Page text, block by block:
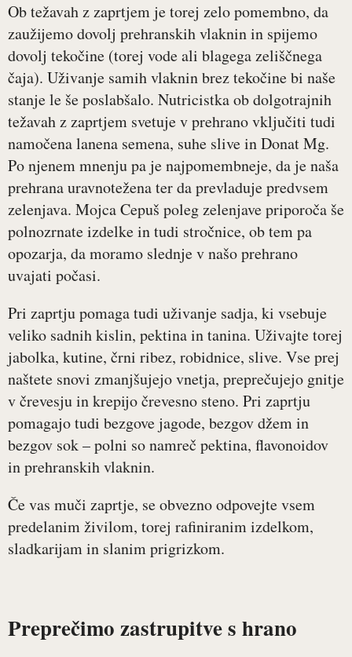
Ob težavah z zaprtjem je torej zelo pomembno, da
zaužijemo dovolj prehranskih vlaknin in spijemo
dovolj tekočine (torej vode ali blagega zeliščnega
čaja). Uživanje samih vlaknin brez tekočine bi naše
stanje le še poslabšalo. Nutricistka ob dolgotrajnih
težavah z zaprtjem svetuje v prehrano vključiti tudi
namočena lanena semena, suhe slive in Donat Mg.
Po njenem mnenju pa je najpomembneje, da je naša
prehrana uravnotežena ter da prevladuje predvsem
zelenjava. Mojca Cepuš poleg zelenjave priporoča še
polnozrnate izdelke in tudi stročnice, ob tem pa
opozarja, da moramo slednje v našo prehrano
uvajati počasi.
Pri zaprtju pomaga tudi uživanje sadja, ki vsebuje
veliko sadnih kislin, pektina in tanina. Uživajte torej
jabolka, kutine, črni ribez, robidnice, slive. Vse prej
naštete snovi zmanjšujejo vnetja, preprečujejo gnitje
v črevesju in krepijo črevesno steno. Pri zaprtju
pomagajo tudi bezgove jagode, bezgov džem in
bezgov sok – polni so namreč pektina, flavonoidov
in prehranskih vlaknin.
Če vas muči zaprtje, se obvezno odpovejte vsem
predelanim živilom, torej rafiniranim izdelkom,
sladkarijam in slanim prigrizkom.
Preprečimo zastrupitve s hrano